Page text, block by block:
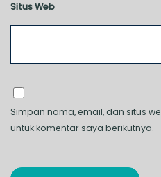
Situs Web
Simpan nama, email, dan situs
untuk komentar saya berikutnya.